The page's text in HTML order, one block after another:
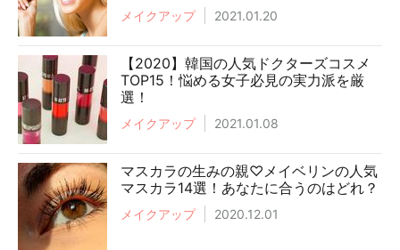
メイクアップ 2021.01.20
【2020】韓国の人気ドクターズコスメ
TOP15！悩める女子必見の実力派を厳
選！
メイクアップ 2021.01.08
マスカラの生みの親♡メイベリンの人気
マスカラ14選！あなたに合うのはどれ？
メイクアップ 2020.12.01